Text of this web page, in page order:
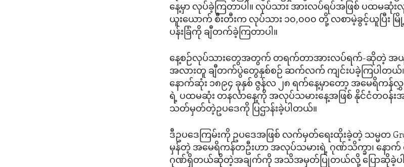
နေ့မှာ လုပ်ခဲ့ကြတာပါ။ လုပ်သား အားလပ်ရပ်အဖြစ် ပထမဆုံ
ယူးယောက် စီးတီးက လုပ်သား ၁၀,၀၀၀ တို့ လစာမဲ့ခွင့်ယူပြီး မ
ပန်းခြံကို ချီတက်ခဲ့ကြတာပါ။
နေ့စဉ်လုပ်သားတွေအတွက် တရက်တာအားလပ်ရက်-ဆိုတဲ့ အယူ
အလားတူ ချီတက်ပွဲတွေနှစ်စဉ် ဆက်လက် ကျင်းပခဲ့ကြပါတယ်။ ၁
နောက်ဆုံး ၁၈၉၄ ခုနှစ် ဇွန်လ ၂၈ ရက်နေ့မှာတော့ အမေရိ
ရဲ့ ပထမဆုံး တနင်္လာနေ့ကို အလုပ်သမားနေ့အဖြစ် နိုင်ငံတဝန်
သတ်မှတ်တဲ့ဥပဒေကို ပြဌာန်းခဲ့ပါတယ်။
ဒီဥပဒေကြမ်းကို ဥပဒေအဖြစ် လက်မှတ်ရေးထိုးခဲ့တဲ့ သမ္မတ
မှန်တဲ့ အမေရိကန်တဦးဟာ အလုပ်သမားရဲ့ ဂုဏ်သိက္ခာ၊ နော
ဂုဏ်ရှိတယ်ဆိုတဲ့အချက်ကို အသိအမှတ်ပြုတယ်လို့ ပြောဆိုခဲ့ပ